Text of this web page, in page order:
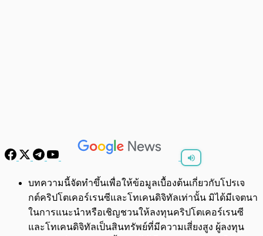
พร้อมเล่น 0:00/0:00
บทความนี้จัดทำขึ้นเพื่อให้ข้อมูลเบื้องต้นเกี่ยวกับโปรเจ
กต์คริปโตเคอร์เรนซีและโทเคนดิจิทัลเท่านั้น มิได้มีเจตนา
ในการแนะนำหรือเชิญชวนให้ลงทุนคริปโตเคอร์เรนซี
และโทเคนดิจิทัลเป็นสินทรัพย์ที่มีความเสี่ยงสูง ผู้ลงทุน